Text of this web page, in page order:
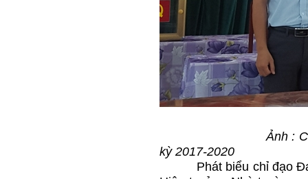
Ảnh : Chi ủy Chi
kỳ 2017-2020
Phát biểu chỉ đạo Đại